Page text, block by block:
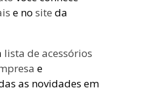
e no site da
lista de acessórios
e
as novidades em